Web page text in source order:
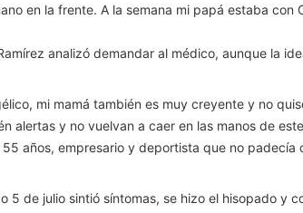
en la frente. A la semana mi papá estaba
analizó demandar al médico, aunque la
mi mamá también es muy creyente y no
alertas y no vuelvan a caer en las manos de
años, empresario y deportista que no padecía
5 de julio sintió síntomas, se hizo el hisopado y